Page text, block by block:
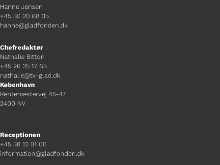
Hanne Jensen
+45 30 20 68 35
hanne@gladfonden.dk
Chefredaktør
Nathalie Bitton
+45 26 25 17 65
nathalie@tv-glad.dk
København
Rentemestervej 45-47
2400 NV
Receptionen
+45 38 12 01 00
information@gladfonden.dk